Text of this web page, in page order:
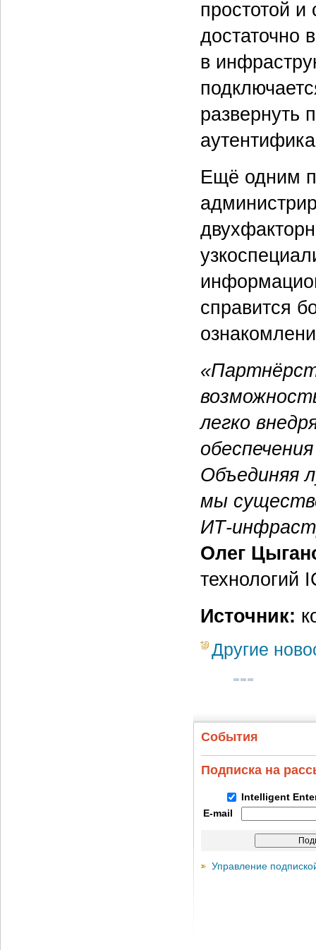
простотой
достаточно
в
развернуть
Ещё одним
справится
легко
Объединяя
мы
ИТ-
Олег
технологий
Источник:
Другие
События
Подписка на
Intelligent
E-mail
Управление